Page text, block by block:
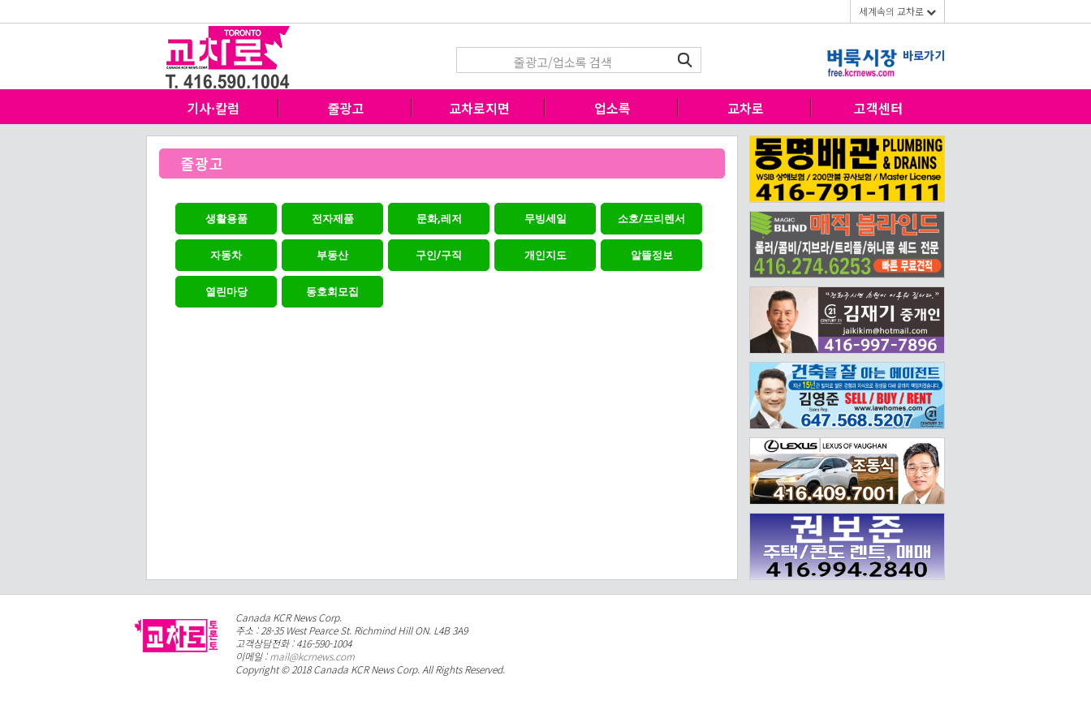
바로가기
세계속의 교차로
기사·칼럼 줄광고 교차로지면 업소록 교차로 고객센터
줄광고
Canada KCR News Corp.
주소 : 28-35 West Pearce St. Richmind Hill ON. L4B 3A9
고객상담전화 : 416-590-1004
이메일 :mail@kcrnews.com
Copyright © 2018 Canada KCR News Corp. All Rights Reserved.